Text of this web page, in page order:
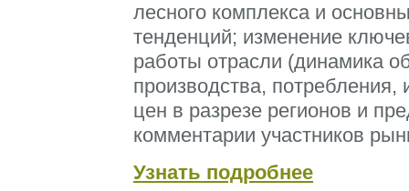
лесного комплекса и
тенденций; изменение
работы отрасли (динамика
производства, потребления,
цен в разрезе регионов и
комментарии участников
Узнать подробнее